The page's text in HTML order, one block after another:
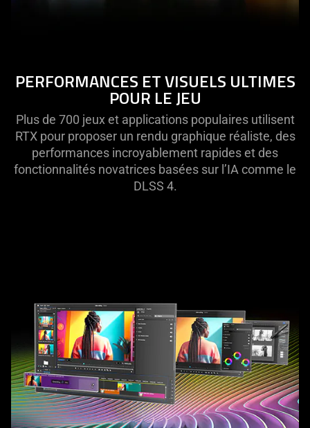
PERFORMANCES ET VISUELS ULTIMES
POUR LE JEU
Plus de 700 jeux et applications populaires utilisent
RTX pour proposer un rendu graphique réaliste, des
performances incroyablement rapides et des
fonctionnalités novatrices basées sur l’IA comme le
DLSS 4.